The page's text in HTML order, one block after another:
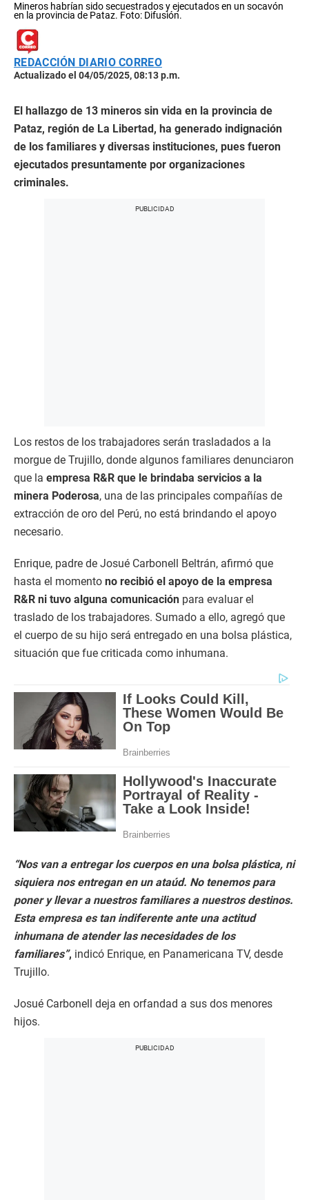
Mineros habrían sido secuestrados y ejecutados en un socavón
en la provincia de Pataz. Foto: Difusión.
REDACCIÓN DIARIO CORREO
Actualizado el 04/05/2025, 08:13 p.m.
El hallazgo de 13 mineros sin vida en la provincia de
Pataz, región de La Libertad, ha generado indignación
de los familiares y diversas instituciones, pues fueron
ejecutados presuntamente por organizaciones
criminales.
Los restos de los trabajadores serán trasladados a la
morgue de Trujillo, donde algunos familiares denunciaron
que la empresa R&R que le brindaba servicios a la
minera Poderosa, una de las principales compañías de
extracción de oro del Perú, no está brindando el apoyo
necesario.
Enrique, padre de Josué Carbonell Beltrán, afirmó que
hasta el momento no recibió el apoyo de la empresa
R&R ni tuvo alguna comunicación para evaluar el
traslado de los trabajadores. Sumado a ello, agregó que
el cuerpo de su hijo será entregado en una bolsa plástica,
situación que fue criticada como inhumana.
“Nos van a entregar los cuerpos en una bolsa plástica, ni
siquiera nos entregan en un ataúd. No tenemos para
poner y llevar a nuestros familiares a nuestros destinos.
Esta empresa es tan indiferente ante una actitud
inhumana de atender las necesidades de los
familiares”, indicó Enrique, en Panamericana TV, desde
Trujillo.
Josué Carbonell deja en orfandad a sus dos menores
hijos.